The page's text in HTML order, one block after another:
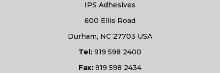
IPS Adhesives
600 Ellis Road
Durham, NC 27703 USA
Tel: 919 598 2400
Fax: 919 598 2434